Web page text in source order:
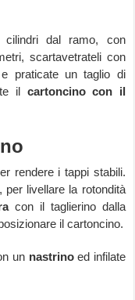
cilindri dal ramo, con
scartavetrateli con
praticate un taglio di
il cartoncino con il
rendere i tappi stabili.
per livellare la rotondità
con il taglierino dalla
il cartoncino.
un nastrinoed infilate